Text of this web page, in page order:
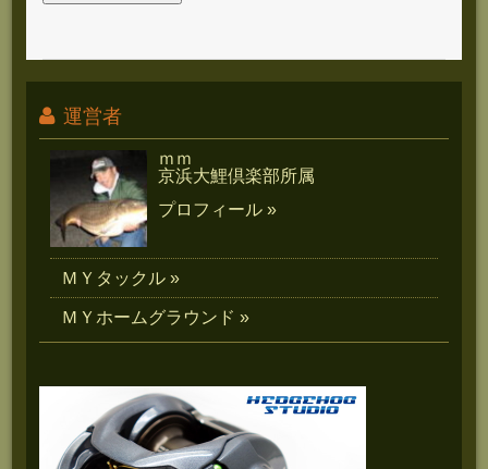
運営者
ｍｍ
京浜大鯉倶楽部所属
プロフィール »
ＭＹタックル »
ＭＹホームグラウンド »